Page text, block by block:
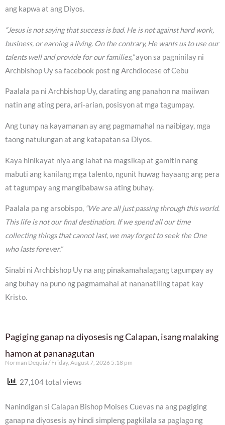
ang kapwa at ang Diyos.
“Jesus is not saying that success is bad. He is not against hard work,
business, or earning a living. On the contrary, He wants us to use our
talents well and provide for our families,”ayon sa pagninilay ni
Archbishop Uy sa facebook post ng Archdiocese of Cebu
Paalala pa ni Archbishop Uy, darating ang panahon na maiiwan
natin ang ating pera, ari-arian, posisyon at mga tagumpay.
Ang tunay na kayamanan ay ang pagmamahal na naibigay, mga
taong natulungan at ang katapatan sa Diyos.
Kaya hinikayat niya ang lahat na magsikap at gamitin nang
mabuti ang kanilang mga talento, ngunit huwag hayaang ang pera
at tagumpay ang mangibabaw sa ating buhay.
Paalala pa ng arsobispo, “We are all just passing through this world.
This life is not our final destination. If we spend all our time
collecting things that cannot last, we may forget to seek the One
who lasts forever.”
Sinabi ni Archbishop Uy na ang pinakamahalagang tagumpay ay
ang buhay na puno ng pagmamahal at nananatiling tapat kay
Kristo.
Pagiging ganap na diyosesis ng Calapan, isang malaking
hamon at pananagutan
Norman Dequia Friday, August 7, 2026 5:18 pm
27,104 total views
Nanindigan si Calapan Bishop Moises Cuevas na ang pagiging
ganap na diyosesis ay hindi simpleng pagkilala sa paglago ng